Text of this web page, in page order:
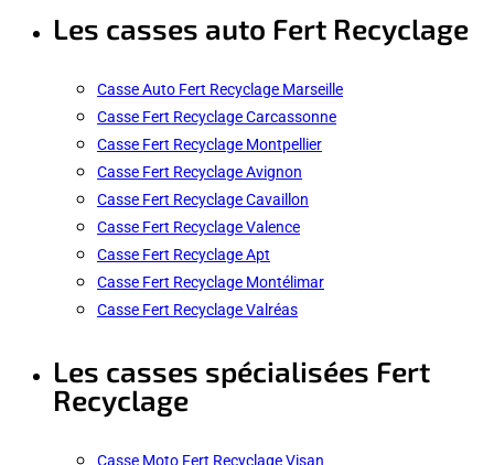
Les casses auto Fert Recyclage
Casse Auto Fert Recyclage Marseille
Casse Fert Recyclage Carcassonne
Casse Fert Recyclage Montpellier
Casse Fert Recyclage Avignon
Casse Fert Recyclage Cavaillon
Casse Fert Recyclage Valence
Casse Fert Recyclage Apt
Casse Fert Recyclage Montélimar
Casse Fert Recyclage Valréas
Les casses spécialisées Fert
Recyclage
Casse Moto Fert Recyclage Visan